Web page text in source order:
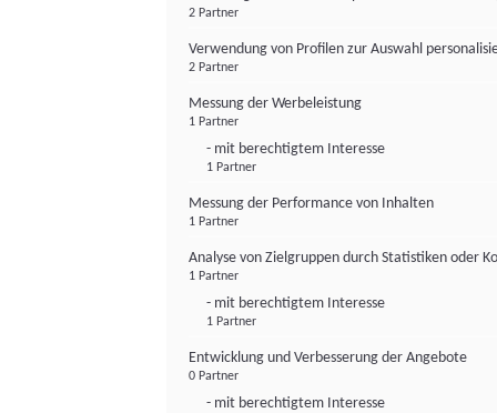
2 Partner
Verwendung von Profilen zur Auswahl
2 Partner
Messung der Werbeleistung
1 Partner
- mit berechtigtem Interesse
1 Partner
Messung der Performance von Inhalten
1 Partner
Analyse von Zielgruppen durch Statistiken oder
1 Partner
- mit berechtigtem Interesse
1 Partner
Entwicklung und Verbesserung der Angebote
0 Partner
- mit berechtigtem Interesse